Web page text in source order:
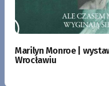
Marilyn Monroe |
Wrocławiu